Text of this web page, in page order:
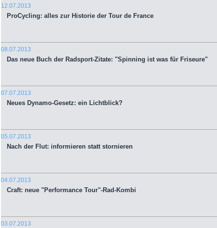
12.07.2013
ProCycling: alles zur Historie der Tour de France
08.07.2013
Das neue Buch der Radsport-Zitate: "Spinning ist was für Friseure"
07.07.2013
Neues Dynamo-Gesetz: ein Lichtblick?
05.07.2013
Nach der Flut: informieren statt stornieren
04.07.2013
Craft: neue "Performance Tour"-Rad-Kombi
03.07.2013